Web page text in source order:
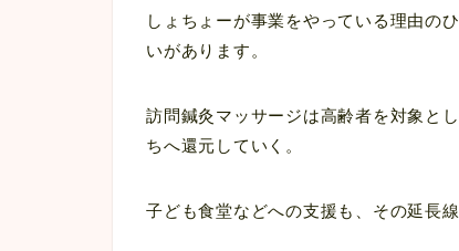
しょちょーが事業をやっている理由の
いがあります。
訪問鍼灸マッサージは高齢者を対象と
ちへ還元していく。
子ども食堂などへの支援も、その延長線